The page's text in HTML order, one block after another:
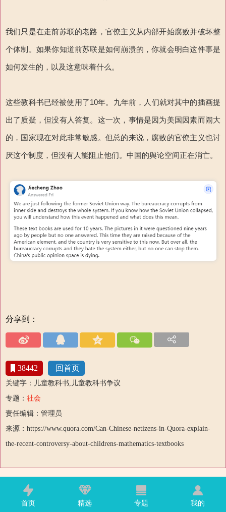
我们只是在走前苏联的老路，官僚主义从内部开始腐败并破坏整
个体制。如果你知道前苏联是如何崩溃的，你就会明白这件事是
如何发生的，以及这意味着什么。
这些教科书已经被使用了10年。九年前，人们就对其中的插画提
出了质疑，但没有人答复。这一次，事情是因为美国因素而闹大
的，国家现在对此非常敏感。但总的来说，腐败的官僚主义也讨
厌这个制度，但没有人能阻止他们。中国的舆论空间正在消亡。
分享到：
38442 回首页
关键字：儿童教科书,儿童教科书争议
专题： 社会
责任编辑：管理员
来源：https://www.quora.com/Can-Chinese-netizens-in-Quora-explain-
the-recent-controversy-about-childrens-mathematics-textbooks
国际关系
首页 精选 专题 我的